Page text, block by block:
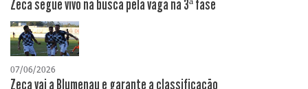
Zeca segue vivo na busca pela vaga na 3ª fase
07/06/2026
Zeca vai a Blumenau e garante a classificação